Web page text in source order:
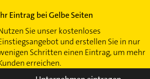
Eintrag bei Gelbe Seiten
Sie unser kostenloses
und erstellen Sie in nur
Schritten einen Eintrag, um mehr
erreichen.